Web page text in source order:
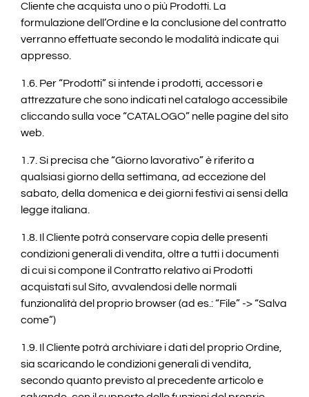
Cliente che acquista uno o più Prodotti. La
formulazione dell’Ordine e la conclusione del contratto
verranno effettuate secondo le modalità indicate qui
appresso.
1.6. Per “Prodotti” si intende i prodotti, accessori e
attrezzature che sono indicati nel catalogo accessibile
cliccando sulla voce “CATALOGO” nelle pagine del sito
web.
1.7. Si precisa che “Giorno lavorativo” è riferito a
qualsiasi giorno della settimana, ad eccezione del
sabato, della domenica e dei giorni festivi ai sensi della
legge italiana.
1.8. Il Cliente potrà conservare copia delle presenti
condizioni generali di vendita, oltre a tutti i documenti
di cui si compone il Contratto relativo ai Prodotti
acquistati sul Sito, avvalendosi delle normali
funzionalità del proprio browser (ad es.: “File” -> “Salva
come”)
1.9. Il Cliente potrà archiviare i dati del proprio Ordine,
sia scaricando le condizioni generali di vendita,
secondo quanto previsto al precedente articolo e